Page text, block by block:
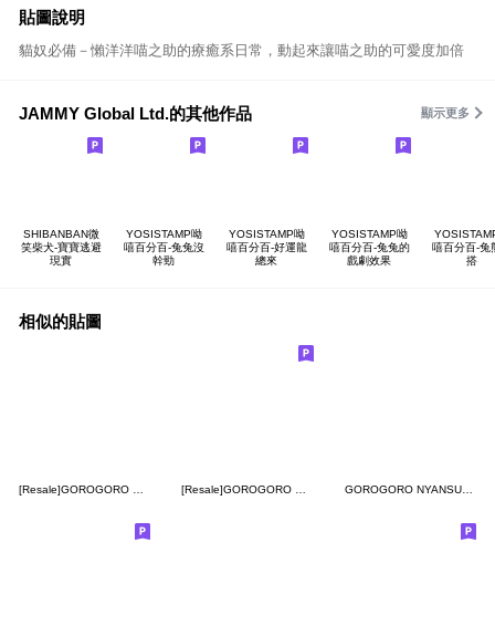
貼圖說明
貓奴必備－懶洋洋喵之助的療癒系日常，動起來讓喵之助的可愛度加倍
JAMMY Global Ltd.的其他作品 顯示更多
SHIBANBAN微
笑柴犬-寶寶逃避
現實
YOSISTAMP呦
嘻百分百-兔兔沒
幹勁
YOSISTAMP呦
嘻百分百-好運龍
總來
YOSISTAMP呦
嘻百分百-兔兔的
戲劇效果
嘻百分百-兔
搭
相似的貼圖
[Resale]GOROGORO NYANSUKE collab 7 [Resale]GOROGORO NYANSUKE collab 5 GOROGORO NYANSUKE (DAILY RESPONSE)